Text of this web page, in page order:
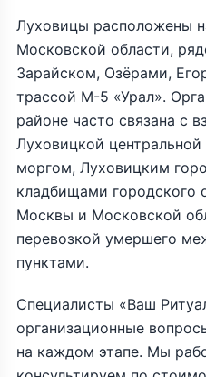
Луховицы расположены
Московской области,
Зарайском, Озёрами,
трассой М-5 «Урал».
районе часто связана с
Луховицкой
моргом, Луховицким
кладбищами городского
Москвы и Московской
перевозкой умершего
пунктами.
Специалисты «Ваш
организационные
на каждом этапе. Мы